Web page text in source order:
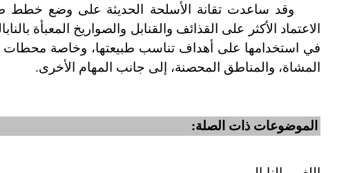
وقد ساعدت تقانة الأسلحة الحديثة على وضع خطط
الاعتماد الأكثر على القذائف والقنابل والصواريخ المعبأة
في استخدامها على أهداف تناسب طبيعتها، وخاصة محطات
المشاة، والمناطق المحصنة، إلى جانب المهام الأخرى.
الموضوعات ذات الصلة: